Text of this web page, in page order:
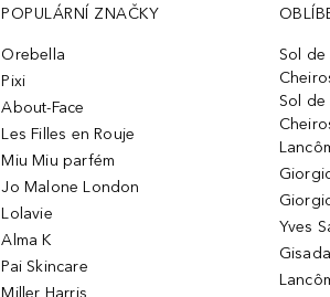
POPULÁRNÍ ZNAČKY
Orebella
Pixi
About-Face
Les Filles en Rouje
Miu Miu parfém
Jo Malone London
Lolavie
Alma K
Pai Skincare
Miller Harris
Sol de
Sol de
Yves